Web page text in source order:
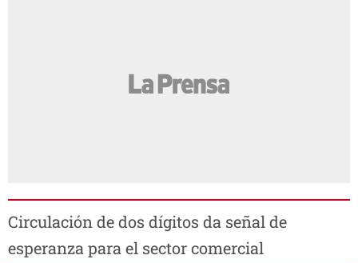
Circulación de dos dígitos da señal de
esperanza para el sector comercial